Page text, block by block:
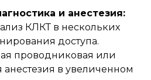
и анестезия:
КЛКТ в нескольких
доступа.
проводниковая или
в увеличенном